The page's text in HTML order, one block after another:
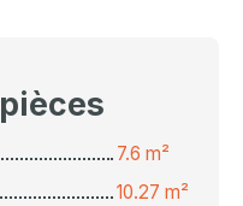
pièces
7.6 m²
10.27 m²